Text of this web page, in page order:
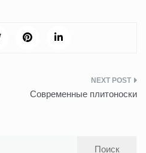
Современные плитоноски